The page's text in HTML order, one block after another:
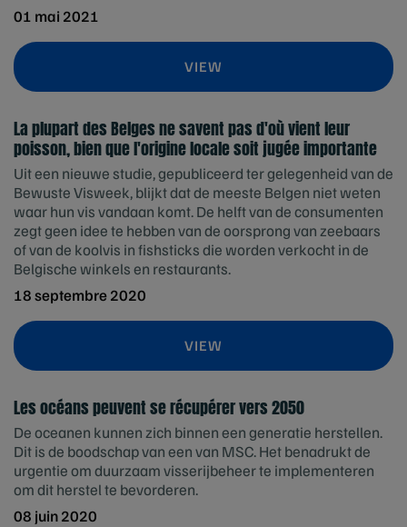
01 mai 2021
VIEW
La plupart des Belges ne savent pas d'où vient leur
poisson, bien que l'origine locale soit jugée importante
Uit een nieuwe studie, gepubliceerd ter gelegenheid van de
Bewuste Visweek, blijkt dat de meeste Belgen niet weten
waar hun vis vandaan komt. De helft van de consumenten
zegt geen idee te hebben van de oorsprong van zeebaars
of van de koolvis in fishsticks die worden verkocht in de
Belgische winkels en restaurants.
18 septembre 2020
VIEW
Les océans peuvent se récupérer vers 2050
De oceanen kunnen zich binnen een generatie herstellen.
Dit is de boodschap van een van MSC. Het benadrukt de
urgentie om duurzaam visserijbeheer te implementeren
om dit herstel te bevorderen.
08 juin 2020